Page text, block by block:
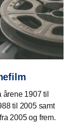
1907 til
til 2005 samt
2005 og frem.